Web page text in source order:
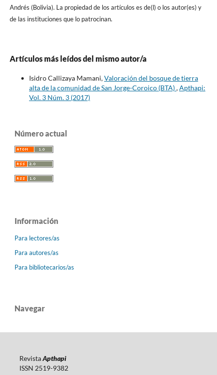
Andrés (Bolivia). La propiedad de los artí­culos es de(l) o los autor(es) y
de las instituciones que lo patrocinan.
Artículos más leídos del mismo autor/a
Isidro Callizaya Mamani,Valoración del bosque de tierra
alta de la comunidad de San Jorge-Coroico (BTA),Apthapi:
Vol. 3 Núm. 3 (2017)
Número actual
Información
Para lectores/as
Para autores/as
Para bibliotecarios/as
Navegar
RevistaApthapi
ISSN 2519-9382